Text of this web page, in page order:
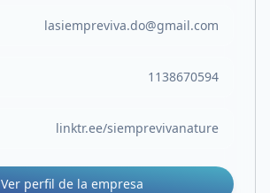
lasiempreviva.do@gmail.com
1138670594
linktr.ee/siemprevivanature
Ver perfil de la empresa